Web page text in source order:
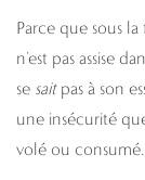
Parce que sous
n’est pas assise
se saitpas à son
une insécurité
volé ou consumé.